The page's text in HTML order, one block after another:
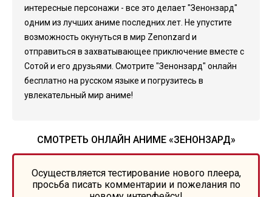
интересные персонажи - все это делает "Зенонзард"
одним из лучших аниме последних лет. Не упустите
возможность окунуться в мир Zenonzard и
отправиться в захватывающее приключение вместе с
Сотой и его друзьями. Смотрите "Зенонзард" онлайн
бесплатно на русском языке и погрузитесь в
увлекательный мир аниме!
СМОТРЕТЬ ОНЛАЙН АНИМЕ «ЗЕНОНЗАРД»
Осуществляется тестирование нового плеера,
просьба писать комментарии и пожелания по